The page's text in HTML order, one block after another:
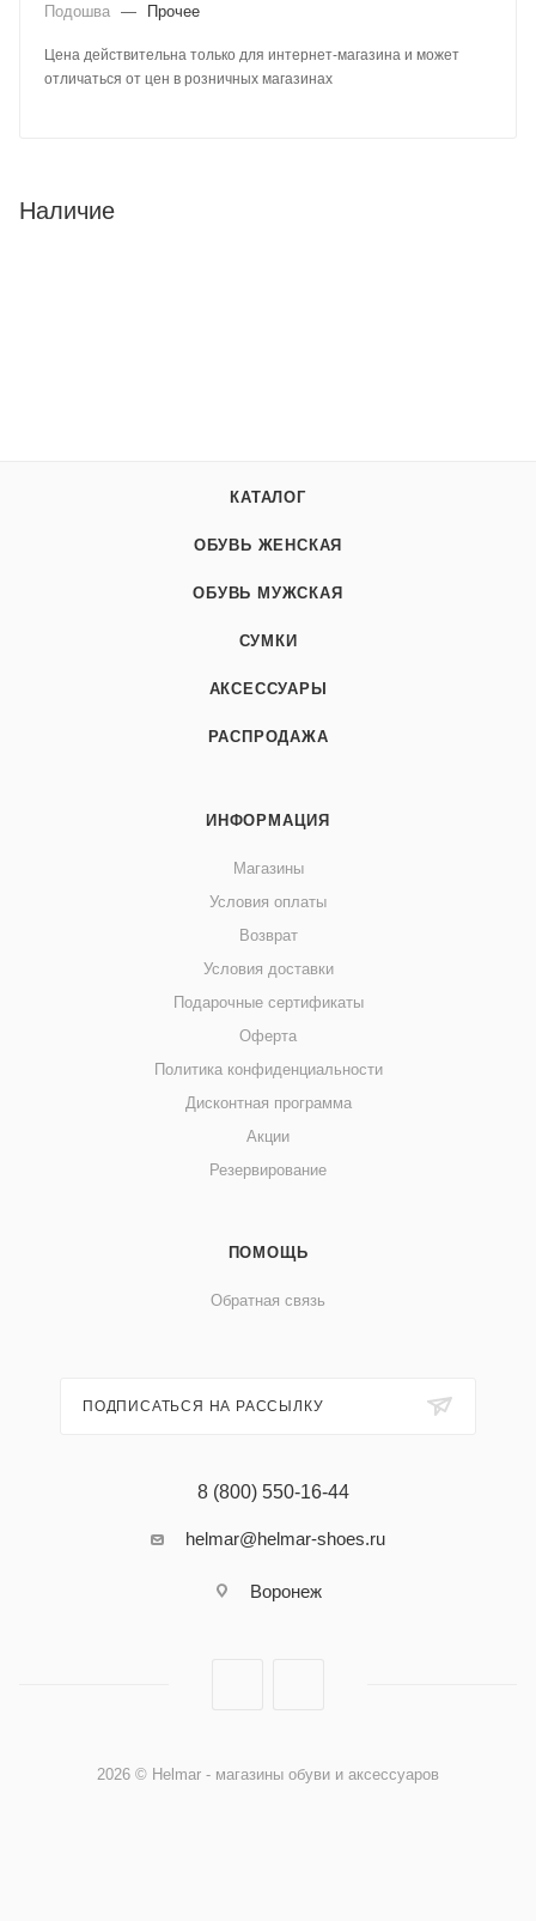
Подошва — Прочее
Цена действительна только для интернет-магазина и может
отличаться от цен в розничных магазинах
Наличие
КАТАЛОГ
ОБУВЬ ЖЕНСКАЯ
ОБУВЬ МУЖСКАЯ
СУМКИ
АКСЕССУАРЫ
РАСПРОДАЖА
ИНФОРМАЦИЯ
Магазины
Условия оплаты
Возврат
Условия доставки
Подарочные сертификаты
Оферта
Политика конфиденциальности
Дисконтная программа
Акции
Резервирование
ПОМОЩЬ
Обратная связь
ПОДПИСАТЬСЯ НА РАССЫЛКУ
8 (800) 550-16-44
helmar@helmar-shoes.ru
Воронеж
2026 © Helmar - магазины обуви и аксессуаров